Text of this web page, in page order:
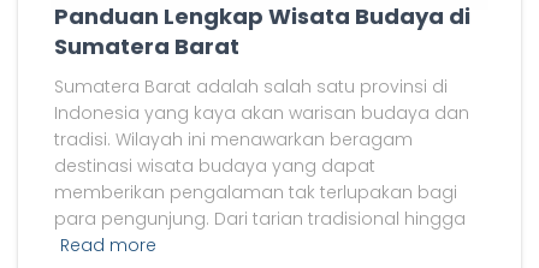
Panduan Lengkap Wisata Budaya di
Sumatera Barat
Sumatera Barat adalah salah satu provinsi di
Indonesia yang kaya akan warisan budaya dan
tradisi. Wilayah ini menawarkan beragam
destinasi wisata budaya yang dapat
memberikan pengalaman tak terlupakan bagi
para pengunjung. Dari tarian tradisional hingga
Read more